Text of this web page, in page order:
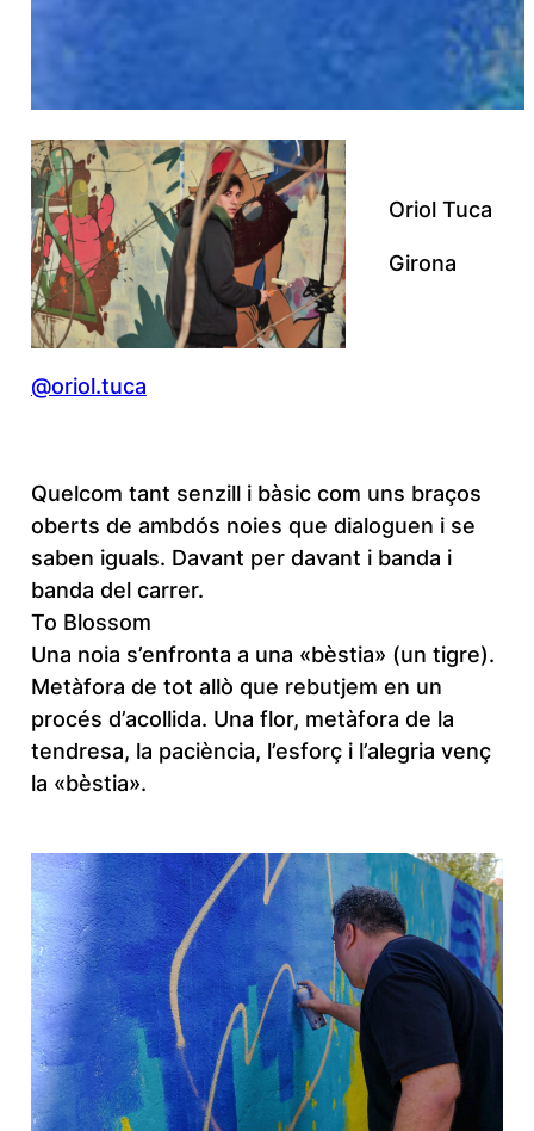
Oriol Tuca
Girona
@oriol.tuca
Quelcom tant senzill i bàsic com uns braços
oberts de ambdós noies que dialoguen i se
saben iguals. Davant per davant i banda i
banda del carrer.
To Blossom
Una noia s’enfronta a una «bèstia» (un tigre).
Metàfora de tot allò que rebutjem en un
procés d’acollida. Una flor, metàfora de la
tendresa, la paciència, l’esforç i l’alegria venç
la «bèstia».